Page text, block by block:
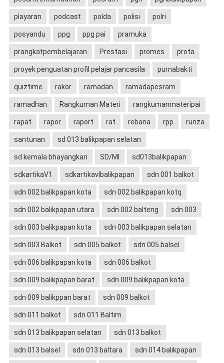
playaran podcast polda polisi polri
posyandu ppg ppg pai pramuka
prangkatpembelajaran Prestasi promes prota
proyek penguatan profil pelajar pancasila purnabakti
quiztime rakor ramadan ramadapesram
ramadhan Rangkuman Materi rangkumanmateripai
rapat rapor raport rat rebana rpp runza
santunan sd 013 balikpapan selatan
sd kemala bhayangkari SD/MI sd013balikpapan
sdkartikaV1 sdkartikavIbalikpapan sdn 001 balkot
sdn 002 balikpapan kota sdn 002 balikpapan kotq
sdn 002 balikpapan utara sdn 002 balteng sdn 003
sdn 003 balikpapan kota sdn 003 balikpapan selatan
sdn 003 Balkot sdn 005 balkot sdn 005 balsel
sdn 006 balikpapan kota sdn 006 balkot
sdn 009 balikpapan barat sdn 009 balikpapan kota
sdn 009 balikppan barat sdn 009 balkot
sdn 011 balkot sdn 011 Baltim
sdn 013 balikpapan selatan sdn 013 balkot
sdn 013 balsel sdn 013 baltara sdn 014 balikpapan